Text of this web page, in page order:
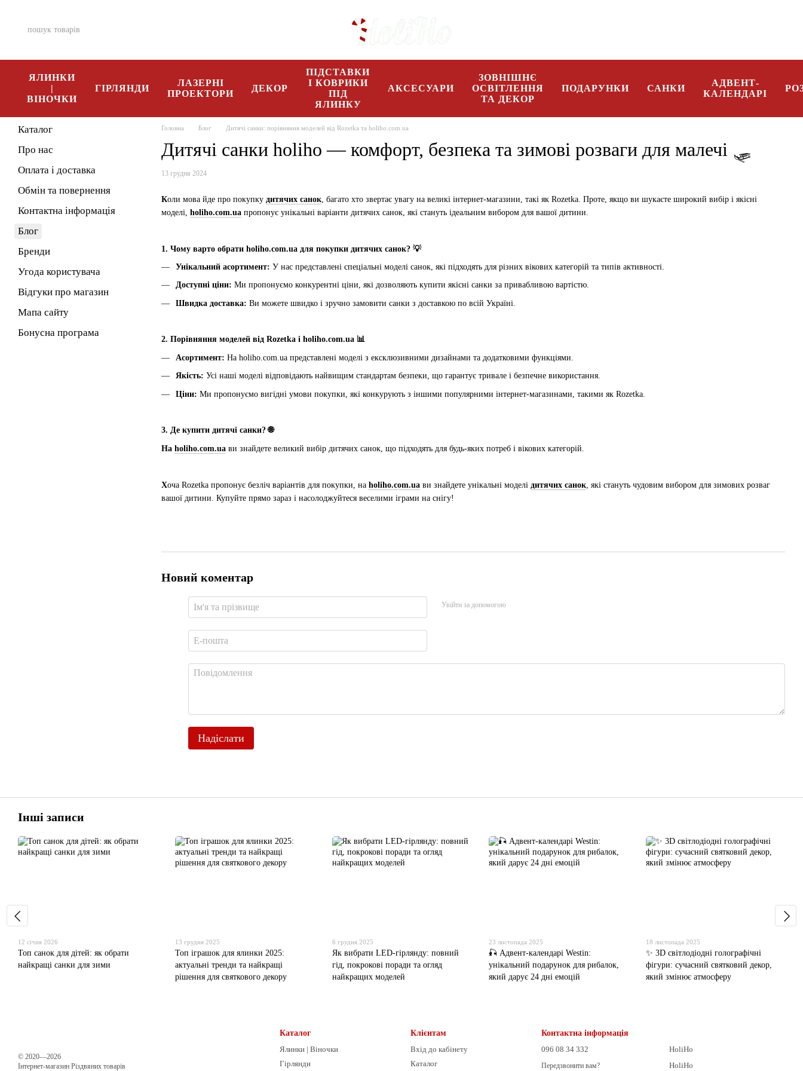
ЯЛИНКИ
|
ВІНОЧКИ
ГІРЛЯНДИ
ЛАЗЕРНІ
ПРОЕКТОРИ
ДЕКОР
ПІДСТАВКИ
І КОВРИКИ
ПІД
ЯЛИНКУ
АКСЕСУАРИ
ЗОВНІШНЄ
ОСВІТЛЕННЯ
ТА ДЕКОР
ПОДАРУНКИ САНКИ
АДВЕНТ-
КАЛЕНДАРІ
Головна Блог Дитячі санки: порівняння моделей від Rozetka та holiho.com.ua
Дитячі санки holiho — комфорт, безпека та зимові розваги для малечі 🛷
13 грудня 2024
Коли мова йде про покупку дитячих санок , багато хто звертає увагу на великі інтернет-магазини, такі як Rozetka. Проте, якщо ви шукаєте широкий вибір і якісні
моделі, holiho.com.ua пропонує унікальні варіанти дитячих санок, які стануть ідеальним вибором для вашої дитини.
1. Чому варто обрати holiho.com.ua для покупки дитячих санок? 💡
Унікальний асортимент: У нас представлені спеціальні моделі санок, які підходять для різних вікових категорій та типів активності.
Доступні ціни: Ми пропонуємо конкурентні ціни, які дозволяють купити якісні санки за привабливою вартістю.
Швидка доставка: Ви можете швидко і зручно замовити санки з доставкою по всій Україні.
2. Порівняння моделей від Rozetka і holiho.com.ua 📊
Асортимент: На holiho.com.ua представлені моделі з ексклюзивними дизайнами та додатковими функціями.
Якість: Усі наші моделі відповідають найвищим стандартам безпеки, що гарантує тривале і безпечне використання.
Ціни: Ми пропонуємо вигідні умови покупки, які конкурують з іншими популярними інтернет-магазинами, такими як Rozetka.
3. Де купити дитячі санки? 🌐
На holiho.com.ua ви знайдете великий вибір дитячих санок, що підходять для будь-яких потреб і вікових категорій.
Хоча Rozetka пропонує безліч варіантів для покупки, на holiho.com.ua ви знайдете унікальні моделі дитячих санок , які стануть чудовим вибором для зимових розваг
вашої дитини. Купуйте прямо зараз і насолоджуйтеся веселими іграми на снігу!
Новий коментар
Увійти за допомогою
Надіслати
Каталог
Про нас
Оплата і доставка
Обмін та повернення
Контактна інформація
Блог
Бренди
Угода користувача
Відгуки про магазин
Мапа сайту
Бонусна програма
Інші записи
12 січня 2026
Топ санок для дітей: як обрати
найкращі санки для зими
13 грудня 2025
Топ іграшок для ялинки 2025:
актуальні тренди та найкращі
рішення для святкового декору
6 грудня 2025
Як вибрати LED-гірлянду: повний
гід, покрокові поради та огляд
найкращих моделей
23 листопада 2025
🎣 Адвент-календарі Westin:
унікальний подарунок для рибалок,
який дарує 24 дні емоцій
18 листопада 2025
✨ 3D світлодіодні голографічні
фігури: сучасний святковий декор,
який змінює атмосферу
© 2020—2026
Інтернет-магазин Різдвяних товарів
Каталог
Ялинки | Віночки
Гірлянди
Клієнтам
Вхід до кабінету
Каталог
Контактна інформація
096 08 34 332
Передзвонити вам?
HoliHo
HoliHo